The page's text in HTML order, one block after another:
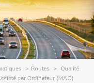
Routes
Qualité
par Ordinateur (MAO)